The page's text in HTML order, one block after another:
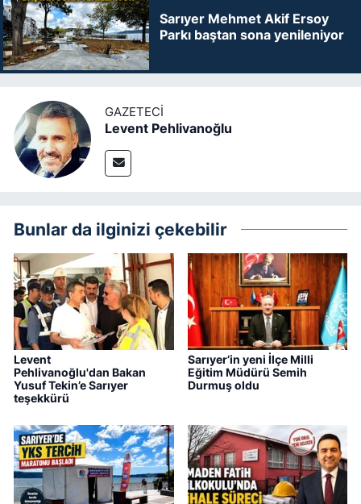
Sarıyer Mehmet Akif Ersoy
Parkı baştan sona yenileniyor
GAZETECI
Levent Pehlivanoğlu
Bunlar da ilginizi çekebilir
Levent
Pehlivanoğlu'dan Bakan
Yusuf Tekin’e Sarıyer
teşekkürü
Sarıyer’in yeni İlçe Milli
Eğitim Müdürü Semih
Durmuş oldu